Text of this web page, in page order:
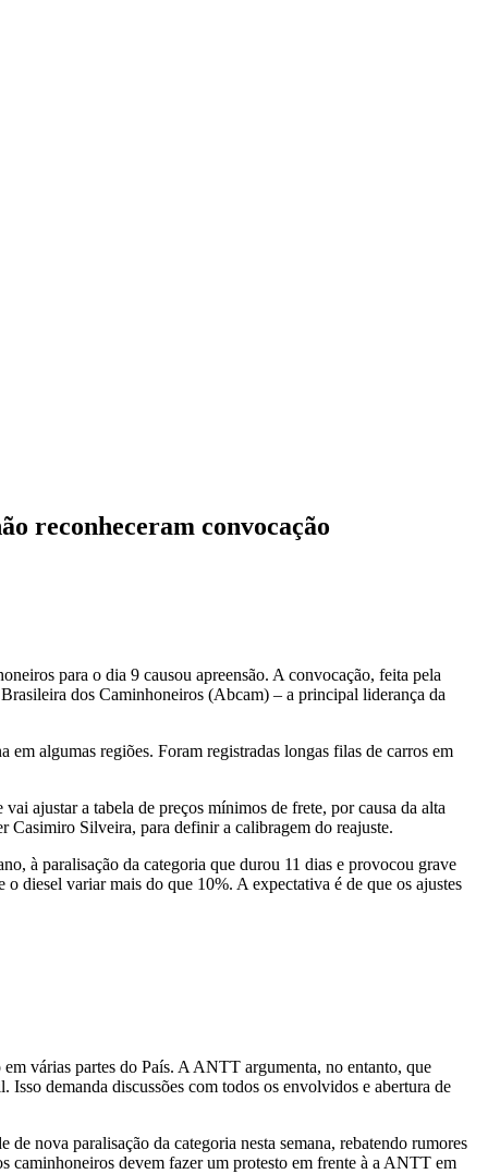
reconheceram convocação
para o dia 9 causou apreensão. A convocação, feita pela
dos Caminhoneiros (Abcam) – a principal liderança da
algumas regiões. Foram registradas longas filas de carros em
ajustar a tabela de preços mínimos de frete, por causa da alta
Casimiro Silveira, para definir a calibragem do reajuste.
à paralisação da categoria que durou 11 dias e provocou grave
diesel variar mais do que 10%. A expectativa é de que os ajustes
várias partes do País. A ANTT argumenta, no entanto, que
demanda discussões com todos os envolvidos e abertura de
nova paralisação da categoria nesta semana, rebatendo rumores
caminhoneiros devem fazer um protesto em frente à a ANTT em